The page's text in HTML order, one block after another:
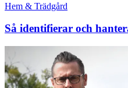
Hem & Trädgård
Så identifierar och